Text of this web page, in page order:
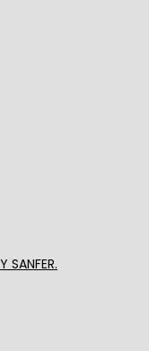
SANFER.